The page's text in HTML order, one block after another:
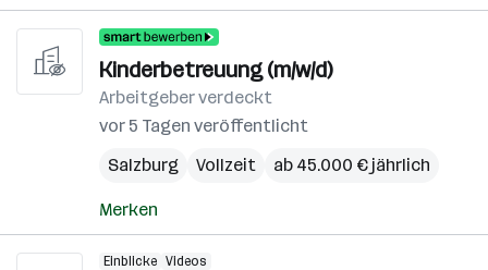
Kinderbetreuung (m/w/d)
Arbeitgeber verdeckt
vor 5 Tagen veröffentlicht
Salzburg
Vollzeit ab 45.000 € jährlich
Merken
Einblicke Videos